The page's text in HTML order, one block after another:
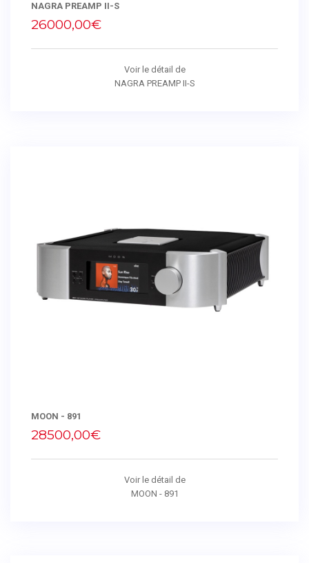
NAGRA PREAMP II-S
26000,00€
Voir le détail de
NAGRA PREAMP II-S
MOON - 891
28500,00€
Voir le détail de
MOON - 891